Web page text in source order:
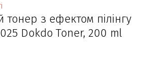
з ефектом пілінгу
Dokdo Toner, 200 ml